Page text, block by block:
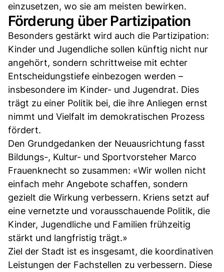
einzusetzen, wo sie am meisten bewirken.
Förderung über Partizipation
Besonders gestärkt wird auch die Partizipation:
Kinder und Jugendliche sollen künftig nicht nur
angehört, sondern schrittweise mit echter
Entscheidungstiefe einbezogen werden –
insbesondere im Kinder- und Jugendrat. Dies
trägt zu einer Politik bei, die ihre Anliegen ernst
nimmt und Vielfalt im demokratischen Prozess
fördert.
Den Grundgedanken der Neuausrichtung fasst
Bildungs-, Kultur- und Sportvorsteher Marco
Frauenknecht so zusammen: «Wir wollen nicht
einfach mehr Angebote schaffen, sondern
gezielt die Wirkung verbessern. Kriens setzt auf
eine vernetzte und vorausschauende Politik, die
Kinder, Jugendliche und Familien frühzeitig
stärkt und langfristig trägt.»
Ziel der Stadt ist es insgesamt, die koordinativen
Leistungen der Fachstellen zu verbessern. Diese